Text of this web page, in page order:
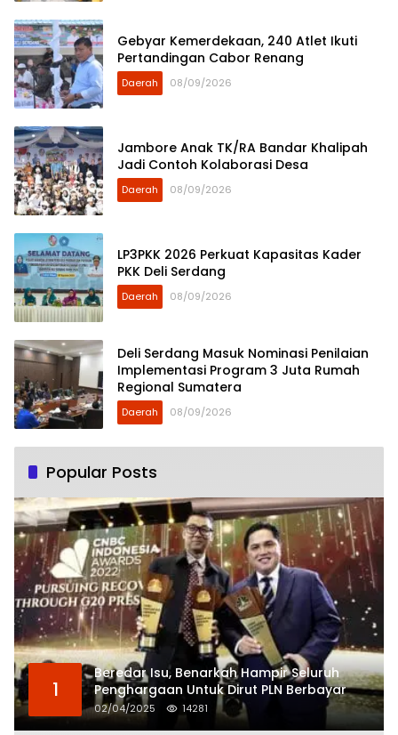
Gebyar Kemerdekaan, 240 Atlet Ikuti
Pertandingan Cabor Renang
Daerah 08/09/2026
Jambore Anak TK/RA Bandar Khalipah
Jadi Contoh Kolaborasi Desa
Daerah 08/09/2026
LP3PKK 2026 Perkuat Kapasitas Kader
PKK Deli Serdang
Daerah 08/09/2026
Deli Serdang Masuk Nominasi Penilaian
Implementasi Program 3 Juta Rumah
Regional Sumatera
Daerah 08/09/2026
Popular Posts
1
Beredar Isu, Benarkah Hampir Seluruh
Penghargaan Untuk Dirut PLN Berbayar
02/04/2025 14281